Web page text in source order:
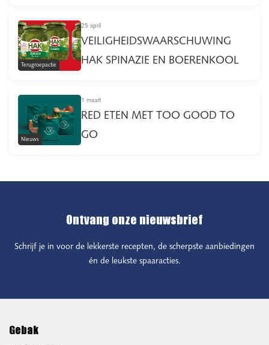
25 april
VEILIGHEIDSWAARSCHUWING
HAK SPINAZIE EN BOERENKOOL
Terugroepactie
1 maart
RED ETEN MET TOO GOOD TO
GO
Nieuws
Ontvang onze nieuwsbrief
Schrijf je in voor de lekkerste recepten, de scherpste aanbiedingen
én de leukste spaaracties.
Gebak